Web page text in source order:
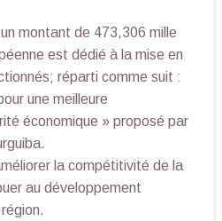
montant de 473,306 mille
est dédié à la mise en
réparti comme suit :
une meilleure
économique » proposé par
la compétitivité de la
au développement